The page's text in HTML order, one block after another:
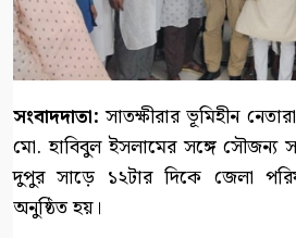
সংবাদদাতা: সাতক্ষীরার ভূমিহীন
মো. হাবিবুল ইসলামের সঙ্গে সৌজন্য
দুপুর সাড়ে ১২টার দিকে জেলা
অনুষ্ঠিত হয়।